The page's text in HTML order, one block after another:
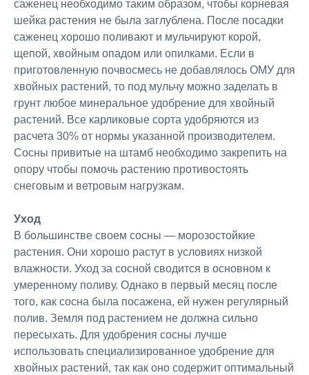
саженец необходимо таким образом, чтобы корневая
шейка растения не была заглублена. После посадки
саженец хорошо поливают и мульчируют корой,
щепой, хвойным опадом или опилками. Если в
приготовленную почвосмесь не добавлялось ОМУ для
хвойных растений, то под мульчу можно заделать в
грунт любое минеральное удобрение для хвойный
растений. Все карликовые сорта удобряются из
расчета 30% от нормы указанной производителем.
Сосны привитые на штамб необходимо закрепить на
опору чтобы помочь растению противостоять
снеговым и ветровым нагрузкам.
Уход
В большинстве своем сосны — морозостойкие
растения. Они хорошо растут в условиях низкой
влажности. Уход за сосной сводится в основном к
умеренному поливу. Однако в первый месяц после
того, как сосна была посажена, ей нужен регулярный
полив. Земля под растением не должна сильно
пересыхать. Для удобрения сосны лучше
использовать специализированное удобрение для
хвойных растений, так как оно содержит оптимальный